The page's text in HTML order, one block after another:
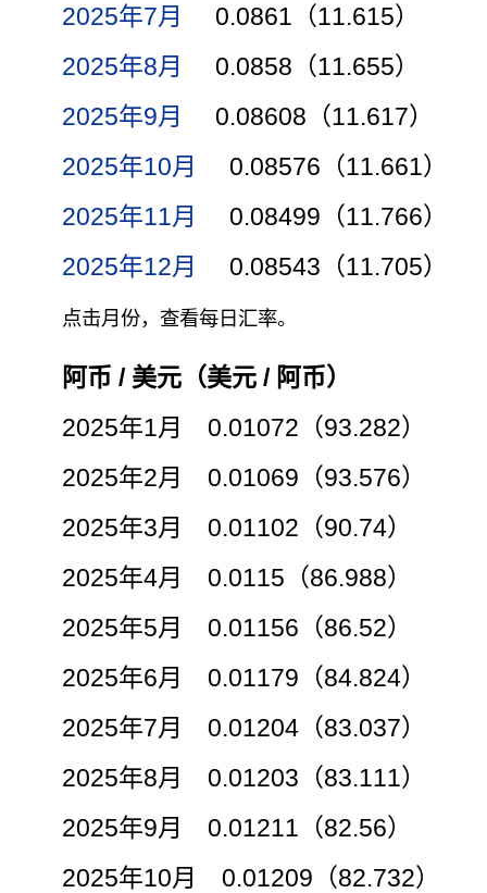
2025年7月
0.0861（11.615）
2025年8月
0.0858（11.655）
2025年9月
0.08608（11.617）
2025年10月
0.08576（11.661）
2025年11月
0.08499（11.766）
2025年12月
0.08543（11.705）
点击月份，查看每日汇率。
阿币 / 美元（美元 / 阿币）
2025年1月 0.01072（93.282）
2025年2月 0.01069（93.576）
2025年3月 0.01102（90.74）
2025年4月 0.0115（86.988）
2025年5月 0.01156（86.52）
2025年6月 0.01179（84.824）
2025年7月 0.01204（83.037）
2025年8月 0.01203（83.111）
2025年9月 0.01211（82.56）
2025年10月 0.01209（82.732）